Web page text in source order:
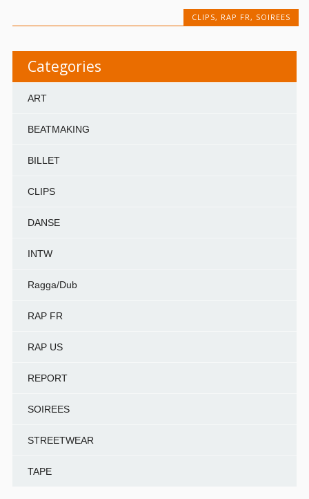
CLIPS, RAP FR, SOIREES
Categories
ART
BEATMAKING
BILLET
CLIPS
DANSE
INTW
Ragga/Dub
RAP FR
RAP US
REPORT
SOIREES
STREETWEAR
TAPE